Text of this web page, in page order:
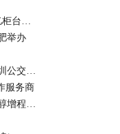
我省成功发行第七批政府债券并推出4亿柜台发行业务
举办
深圳公交车扫码支付怎么用支付宝（深圳公交车扫码支付怎么用）
服务商
助力绿色矿山建设，远程打造全场景甲醇增程动力链最新皇冠会员网址的解决方案